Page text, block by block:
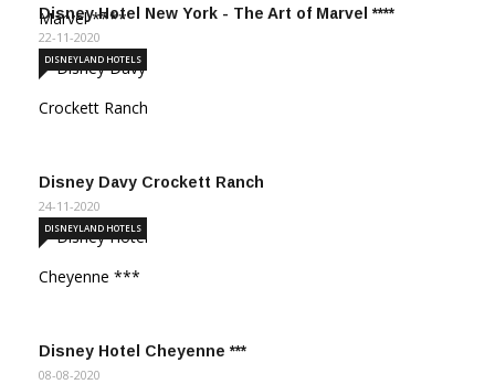
Disney Hotel New York - The Art of Marvel ****
22-11-2020
Disney Davy Crockett Ranch
DISNEYLAND HOTELS
24-11-2020
Disney Hotel Cheyenne ***
DISNEYLAND HOTELS
08-08-2020